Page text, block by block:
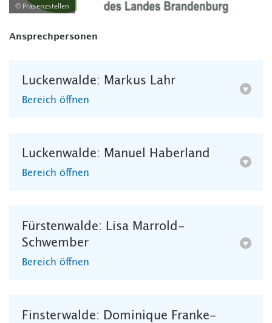
© Präsenzstellen
Ansprechpersonen
Luckenwalde: Markus Lahr
Bereich öffnen
Luckenwalde: Manuel Haberland
Bereich öffnen
Fürstenwalde: Lisa Marrold-
Schwember
Bereich öffnen
Finsterwalde: Dominique Franke-